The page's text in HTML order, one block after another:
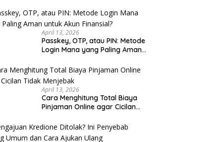
April 13, 2026
Passkey, OTP, atau PIN: Metode
Login Mana yang Paling Aman
April 13, 2026
Cara Menghitung Total Biaya
Pinjaman Online agar Cicilan